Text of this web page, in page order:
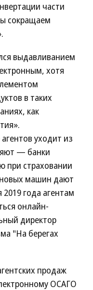
части
сокращаем
выдавливанием
хотя
в таких
как
уходит из
— банки
при страховании
машин дают
года агентам
онлайн-
директор
"На берегах
продаж
ОСАГО